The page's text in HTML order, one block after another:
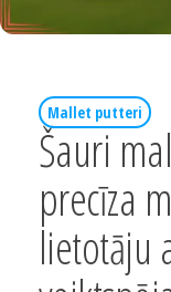
Mallet putteri
Šauri
precīza
lietotāju